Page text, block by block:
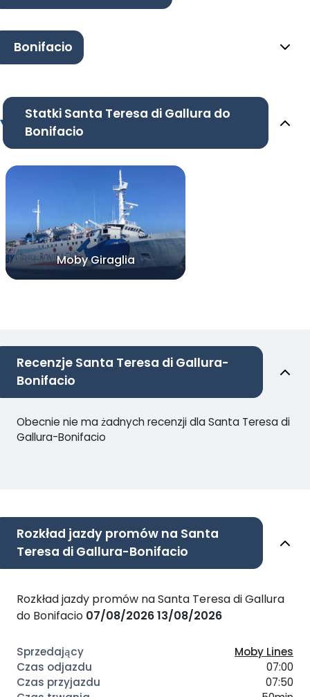
Bonifacio
Statki Santa Teresa di Gallura do
Bonifacio
Moby Giraglia
Recenzje Santa Teresa di Gallura-
Bonifacio
Obecnie nie ma żadnych recenzji dla Santa Teresa di
Gallura-Bonifacio
Rozkład jazdy promów na Santa
Teresa di Gallura-Bonifacio
Rozkład jazdy promów na Santa Teresa di Gallura
do Bonifacio 07/08/202613/08/2026
Moby Lines
07:00
07:50